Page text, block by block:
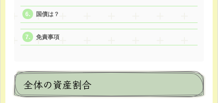
国債は？
免責事項
全体の資産割合